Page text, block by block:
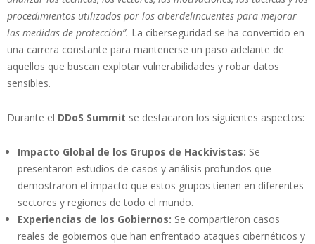
procedimientos utilizados por los ciberdelincuentes para mejorar
las medidas de protección”. La ciberseguridad se ha convertido en
una carrera constante para mantenerse un paso adelante de
aquellos que buscan explotar vulnerabilidades y robar datos
sensibles.
Durante el DDoS Summit se destacaron los siguientes aspectos:
Impacto Global de los Grupos de Hackivistas: Se
presentaron estudios de casos y análisis profundos que
demostraron el impacto que estos grupos tienen en diferentes
sectores y regiones de todo el mundo.
Experiencias de los Gobiernos: Se compartieron casos
reales de gobiernos que han enfrentado ataques cibernéticos y